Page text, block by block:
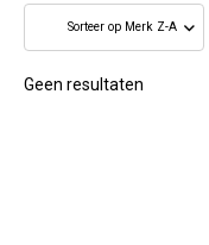
Geen resultaten